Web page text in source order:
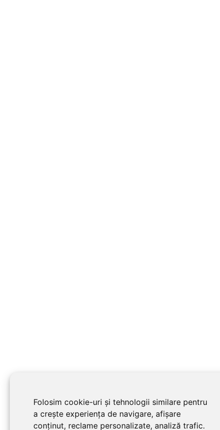
Folosim cookie-uri și tehnologii similare pentru
a crește experiența de navigare, afișare
conținut, reclame personalizate, analiză trafic.